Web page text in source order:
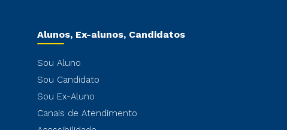
Alunos, Ex-alunos, Candidatos
Sou Aluno
Sou Candidato
Sou Ex-Aluno
Canais de Atendimento